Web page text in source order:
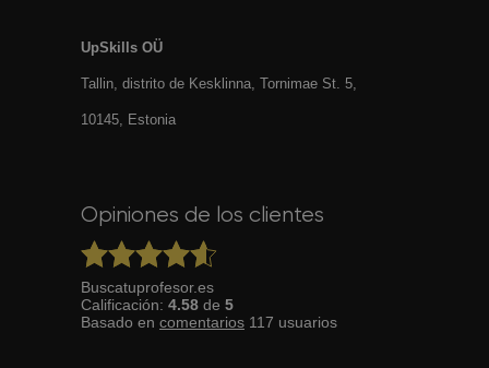
UpSkills OÜ
Tallin, distrito de Kesklinna, Tornimаe St. 5,
10145, Estonia
Opiniones de los clientes
Buscatuprofesor.es
Calificación: 4.58 de 5
Basado en comentarios 117 usuarios